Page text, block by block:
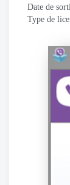
Date de
Type de